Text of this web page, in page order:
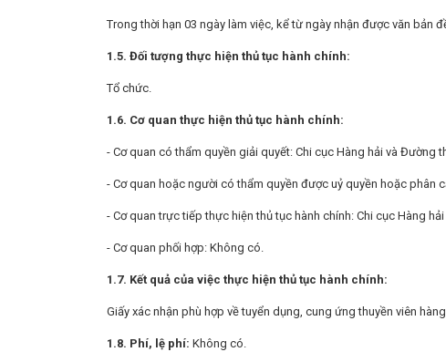
Trong thời hạn 03 ngày làm việc, kể từ ngày nhận được văn bản
1.5. Đối tượng thực hiện thủ tục hành chính:
Tổ chức.
1.6. Cơ quan thực hiện thủ tục hành chính:
- Cơ quan có thẩm quyền giải quyết: Chi cục Hàng hải và Đường
- Cơ quan hoặc người có thẩm quyền được uỷ quyền hoặc phân
- Cơ quan trực tiếp thực hiện thủ tục hành chính: Chi cục Hàng
- Cơ quan phối hợp: Không có.
1.7. Kết quả của việc thực hiện thủ tục hành chính:
Giấy xác nhận phù hợp về tuyển dụng, cung ứng thuyền viên
1.8. Phí, lệ phí: Không có.